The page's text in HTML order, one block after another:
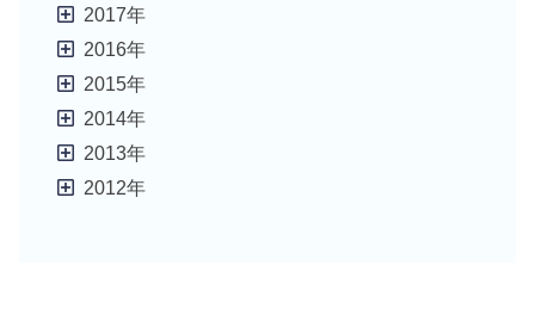
2017年
2016年
2015年
2014年
2013年
2012年